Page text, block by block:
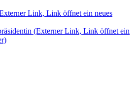
Link, Link öffnet ein neues
(Externer Link, Link öffnet ein